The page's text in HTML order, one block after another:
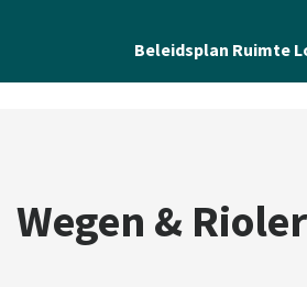
Beleidsplan Ruimte
Wegen &